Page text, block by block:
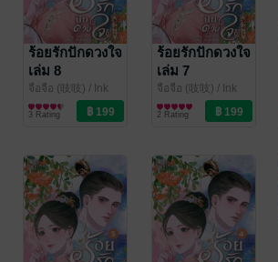
ร้อยรักปักดวงใจ
เล่ม 8
จือจือ (吱吱) / Ink
Stone
นิยายรักจีนโบราณ
3 Rating
ร้อยรักปักดวงใจ
เล่ม 7
จือจือ (吱吱) / Ink
Stone
นิยายรักจีนโบราณ
2 Rating